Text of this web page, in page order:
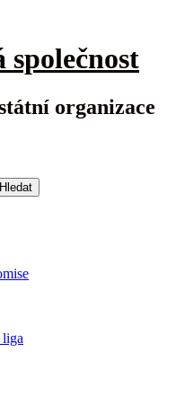
společnost
organizace